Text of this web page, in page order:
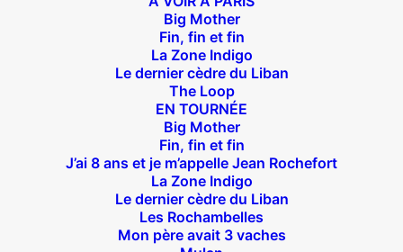
Big Mother
Fin, fin et fin
La Zone Indigo
Le dernier cèdre du Liban
The Loop
EN TOURNÉE
Big Mother
Fin, fin et fin
J’ai 8 ans et je m’appelle Jean Rochefort
La Zone Indigo
Le dernier cèdre du Liban
Les Rochambelles
Mon père avait 3 vaches
Théâtre des Béliers Parisiens
14 bis rue Sainte Isaure 75018 Paris
Joffrin / Simplon – Loc : 01 42 62 35 00